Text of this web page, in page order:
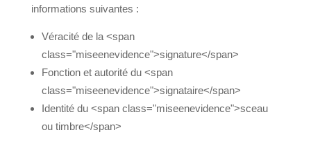
informations suivantes :
Véracité de la <span
class="miseenevidence">signature</span>
Fonction et autorité du <span
class="miseenevidence">signataire</span>
Identité du <span class="miseenevidence">sceau
ou timbre</span>